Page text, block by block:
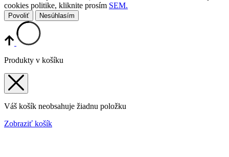
cookies politike, kliknite prosím SEM.
Povoliť Nesúhlasím
Produkty v košíku
Váš košík neobsahuje žiadnu položku
Zobraziť košík